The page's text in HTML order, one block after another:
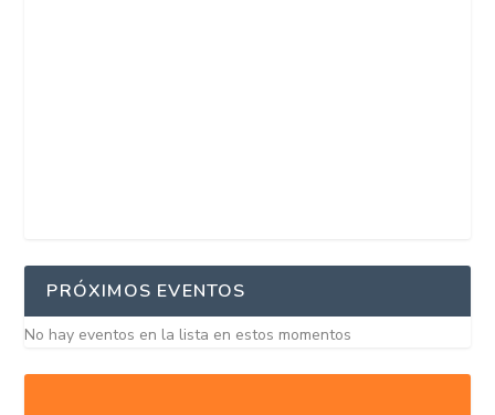
PRÓXIMOS EVENTOS
No hay eventos en la lista en estos momentos